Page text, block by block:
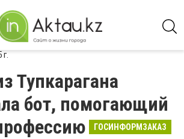
Тупкарагана
бот, помогающий
ГОСИНФОРМЗАКАЗ